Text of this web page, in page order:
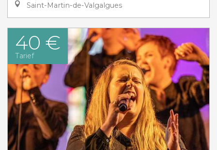
Saint-Martin-de-Valgalgues
40 €
Tarief